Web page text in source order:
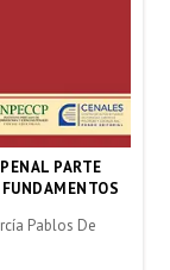
PARTE
Pablos De